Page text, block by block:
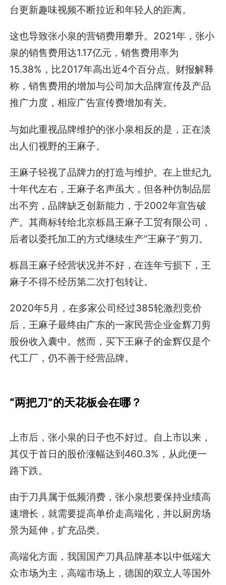
台更新趣味视频不断拉近和年轻人的距离。
这也导致张小泉的营销费用攀升。2021年，张小
泉的销售费用达1.17亿元，销售费用率为
15.38%，比2017年高出近4个百分点。财报解释
称，销售费用的增加与公司加大品牌宣传及产品
推广力度，相应广告宣传费增加有关。
与如此重视品牌维护的张小泉相反的是，正在淡
出人们视野的王麻子。
王麻子轻视了品牌力的打造与维护。在上世纪九
十年代左右，王麻子名声虽大，但各种仿制品层
出不穷，品牌缺乏创新能力，于2002年宣告破
产。其商标转给北京栎昌王麻子工贸有限公司，
后者以委托加工的方式继续生产“王麻子”剪刀。
栎昌王麻子经营状况并不好，在连年亏损下，王
麻子不得不经历第二次打包转让。
2020年5月，在多家公司经过385轮激烈竞价
后，王麻子最终由广东的一家民营企业金辉刀剪
股份收入囊中。然而，买下王麻子的金辉仅是个
代工厂，仍不善于经营品牌。
“两把刀”的天花板会在哪？
上市后，张小泉的日子也不好过。自上市以来，
其仅于首日的股价涨幅达到460.3%，从此便一
路下跌。
由于刀具属于低频消费，张小泉想要保持业绩高
速增长，就需要提高单价走高端化，并以厨房场
景为延伸，扩充品类。
高端化方面，我国国产刀具品牌基本以中低端大
众市场为主，高端市场上，德国的双立人等国外